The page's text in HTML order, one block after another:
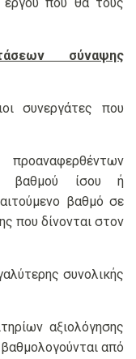
σύναψης
συνεργάτες που
βαθμού ίσου ή
βαθμό σε
που δίνονται στον
συνολικής
αξιολόγησης
από